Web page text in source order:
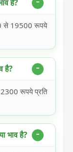
है?
से 19500 रूपये
है?
रूपये प्रति
भाव है?